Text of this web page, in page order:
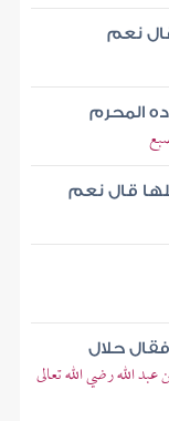
نعم
المحرم
قال نعم
حلال
الله رضي الله تعالى